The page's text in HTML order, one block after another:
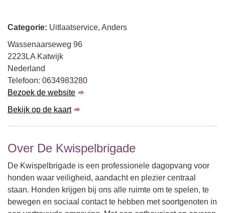
Categorie: Uitlaatservice, Anders
Wassenaarseweg 96
2223LA Katwijk
Nederland
Telefoon: 0634983280
Bezoek de website
Bekijk op de kaart
Over De Kwispelbrigade
De Kwispelbrigade is een professionele dagopvang voor
honden waar veiligheid, aandacht en plezier centraal
staan. Honden krijgen bij ons alle ruimte om te spelen, te
bewegen en sociaal contact te hebben met soortgenoten in